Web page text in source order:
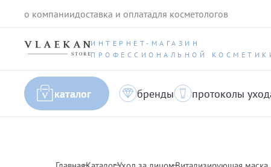
о компаниидоставка и оплатадля косметологов
ИНТЕРНЕТ-МАГАЗИН
ПРОФЕССИОНАЛЬНОЙ
каталог бренды протоколы